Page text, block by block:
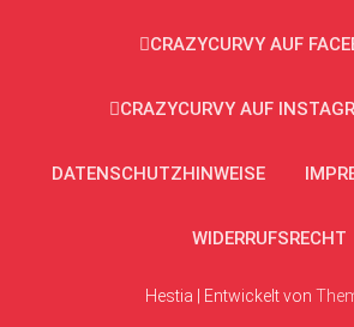
CRAZYCURVY AUF
CRAZYCURVY AUF
DATENSCHUTZHINWEISE
WIDERRUFSRECHT
Hestia | Entwickelt von